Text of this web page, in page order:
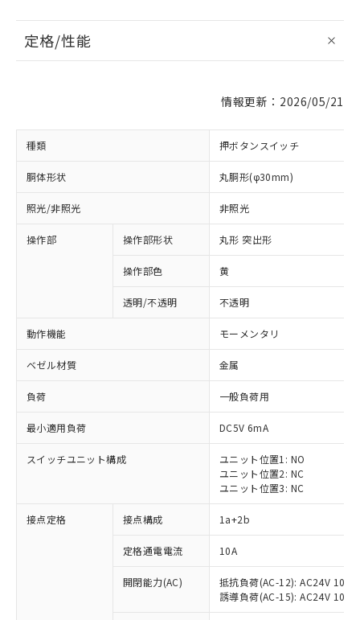
定格/性能
情報更新：2026/05/21
種類 押ボタンスイッチ
胴体形状 丸胴形(φ30mm)
照光/非照光 非照光
操作部 操作部形状 丸形 突出形
操作部色 黄
透明/不透明 不透明
動作機能 モーメンタリ
ベゼル材質 金属
負荷 一般負荷用
最小適用負荷 DC5V 6mA
スイッチユニット構成
ユニット位置1: NO
ユニット位置2: NC
ユニット位置3: NC
接点定格 接点構成 1a+2b
定格通電電流 10A
開閉能力(AC)
抵抗負荷(AC-12): AC24V 10A/
誘導負荷(AC-15): AC24V
※1 対応状況
対応済み：EU RoHS指令（10物質）の
非含有に対応した製品が提供可能な商品で
対応予定：EU RoHS指令（10物質）の非含